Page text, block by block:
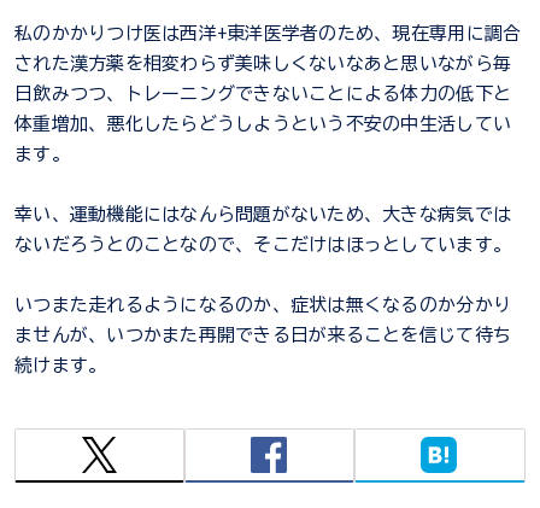
私のかかりつけ医は西洋+東洋医学者のため、現在専用に調合
された漢方薬を相変わらず美味しくないなあと思いながら毎
日飲みつつ、トレーニングできないことによる体力の低下と
体重増加、悪化したらどうしようという不安の中生活してい
ます。
幸い、運動機能にはなんら問題がないため、大きな病気では
ないだろうとのことなので、そこだけはほっとしています。
いつまた走れるようになるのか、症状は無くなるのか分かり
ませんが、いつかまた再開できる日が来ることを信じて待ち
続けます。